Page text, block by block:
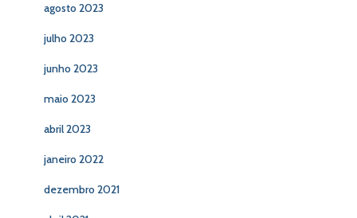
agosto 2023
julho 2023
junho 2023
maio 2023
abril 2023
janeiro 2022
dezembro 2021